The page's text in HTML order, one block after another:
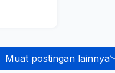
Muat postingan lainnya